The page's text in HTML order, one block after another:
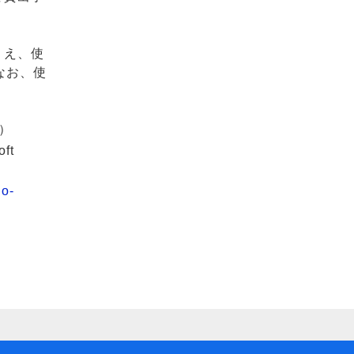
、使
お、使